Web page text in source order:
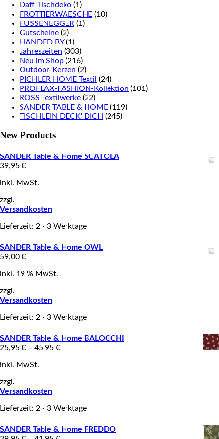
Daff Tischdeko (1)
FROTTIERWAESCHE (10)
FUSSENEGGER (1)
Gutscheine (2)
HANDED BY (1)
Jahreszeiten (303)
Neu im Shop (216)
Outdoor-Kerzen (2)
PICHLER HOME Textil (24)
PROFLAX-FASHION-Kollektion (101)
ROSS Textilwerke (22)
SANDER TABLE & HOME (119)
TISCHLEIN DECK‘ DICH (245)
New Products
SANDER Table & Home SCATOLA
39,95 €
inkl. MwSt.
zzgl.
Versandkosten
Lieferzeit: 2 - 3 Werktage
SANDER Table & Home OWL
59,00 €
inkl. 19 % MwSt.
zzgl.
Versandkosten
Lieferzeit: 2 - 3 Werktage
SANDER Table & Home BALOCCHI
25,95 € – 45,95 €
inkl. MwSt.
zzgl.
Versandkosten
Lieferzeit: 2 - 3 Werktage
SANDER Table & Home FREDDO